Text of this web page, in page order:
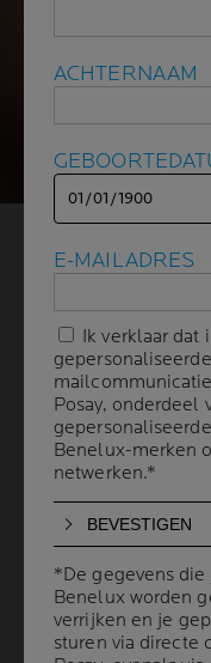
HOE KOM
4 min leestijd| 19
Puistjes en een
leeftijden. Voor een
begrijpen wat de
soorten puistjes.
oorzaken van
behandelingen.
huid.
ACHTERNAAM
E-MAILADRES
Ik verklaar dat
Posay, onderdeel
Benelux-merken
netwerken.*
*De gegevens die
Benelux worden
verrijken en je
sturen via directe
ACHTERNAAM
E-MAILADRES
Ik verklaar dat
Posay, onderdeel
Benelux-merken
netwerken.*
*De gegevens die
Benelux worden
verrijken en je
sturen via directe